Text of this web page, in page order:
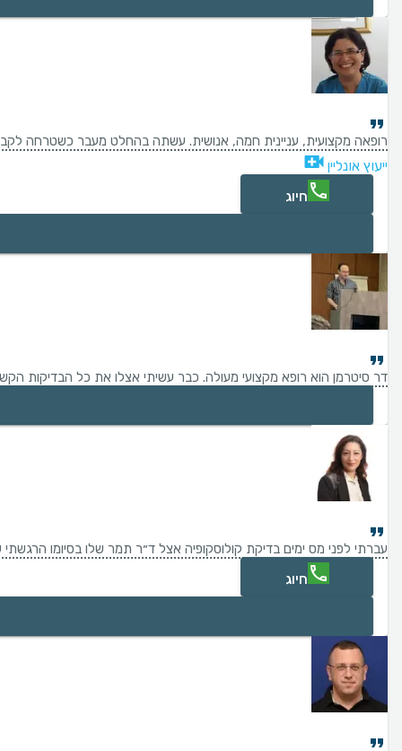
רופאה מקצועית, עניינית חמה, אנושית. עשתה בהחלט מעבר כשטרחה
ייעוץ אונליין
חיוג
דר סיטרמן הוא רופא מקצועי מעולה. כבר עשיתי אצלו את כל הבדיקות
עברתי לפני מס ימים בדיקת קולוסקופיה אצל ד״ר תמר שלו בסיומו
חיוג